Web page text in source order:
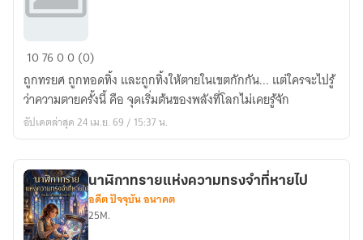
จาก
ต่ำ
สุด
สู่
สูง
ของ
จักรวรรดิ
107600 (0)
ถูกทรยศ ถูกทอดทิ้ง และถูกทิ้งให้ตายในเขตกักกัน... แต่ใครจะไปรู้
ว่าความตายครั้งนี้ คือ จุดเริ่มต้นของพลังที่โลกไม่เคยรู้จัก
อัปเดตล่าสุด 24 เม.ย. 69 / 15:37 น.
นาฬิกาทรายแห่งความทรงจำที่หายไป
อดีต ปัจจุบัน อนาคต
25M.